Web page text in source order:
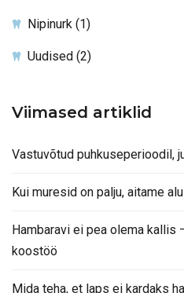
Nipinurk (1)
Uudised (2)
Viimased artiklid
Vastuvõtud puhkuseperioodil,
Kui muresid on palju, aitame
Hambaravi ei pea olema kallis
koostöö
Mida teha, et laps ei kardaks